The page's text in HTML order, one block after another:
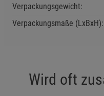
Verpackungsgewicht:
Verpackungsmaße (LxBxH):
Wird oft
Einstellungen speichern für